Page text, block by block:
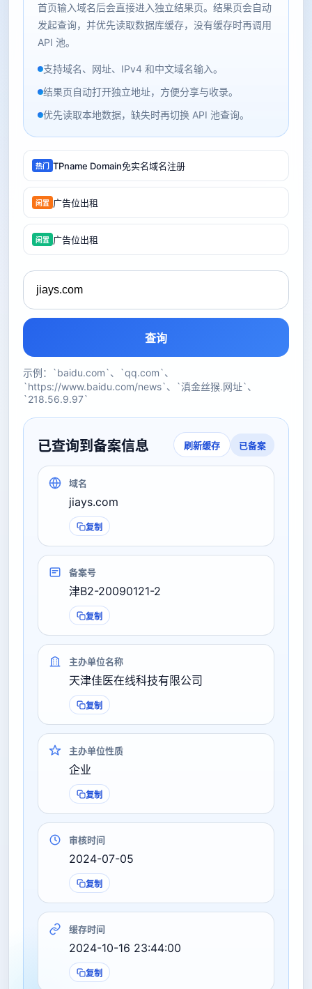
首页输入域名后会直接进入独立结果页。结果页会自动
发起查询，并优先读取数据库缓存，没有缓存时再调用
API 池。
支持域名、网址、IPv4 和中文域名输入。
结果页自动打开独立地址，方便分享与收录。
优先读取本地数据，缺失时再切换 API 池查询。
热门 TPname Domain免实名域名注册
闲置 广告位出租
闲置 广告位出租
查询
示例：`baidu.com`、`qq.com`、
`https://www.baidu.com/news`、`滇金丝猴.网址`、
`218.56.9.97`
已查询到备案信息 刷新缓存 已备案
域名
jiays.com
复制
备案号
津B2-20090121-2
复制
主办单位名称
天津佳医在线科技有限公司
复制
主办单位性质
企业
复制
审核时间
2024-07-05
复制
缓存时间
2024-10-16 23:44:00
复制